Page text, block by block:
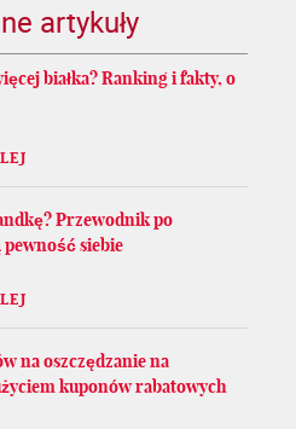
artykuły
białka? Ranking i fakty, o
Przewodnik po
siebie
na oszczędzanie na
kuponów rabatowych